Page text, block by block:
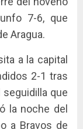
7-6, que
Aragua.
a la capital
2-1 tras
seguidilla que
la noche del
a Bravos de